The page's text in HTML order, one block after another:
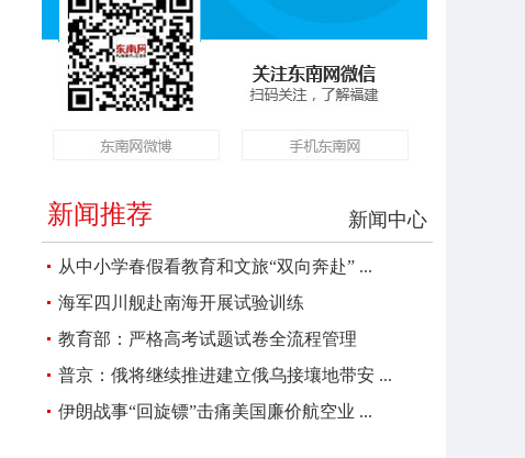
新闻中心
新闻推荐
从中小学春假看教育和文旅“双向奔赴” ...
海军四川舰赴南海开展试验训练
教育部：严格高考试题试卷全流程管理
普京：俄将继续推进建立俄乌接壤地带安 ...
伊朗战事“回旋镖”击痛美国廉价航空业 ...